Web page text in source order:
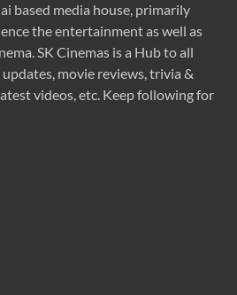
based media house, primarily
the entertainment as well as
SK Cinemas is a Hub to all
movie reviews, trivia &
videos, etc. Keep following for